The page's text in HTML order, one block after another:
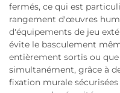
fermés, ce qui est
rangement d'œuvres
d'équipements de jeu
évite le basculement
entièrement sortis ou
simultanément, grâce à
fixation murale